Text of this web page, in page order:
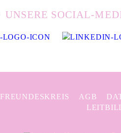
UNSERE SOCIAL-
FREUNDESKREIS AGB